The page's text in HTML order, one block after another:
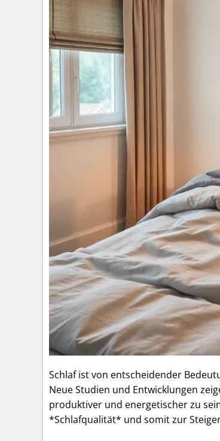
Schlaf ist von entscheidender
Neue Studien und Entwicklungen
produktiver und energetischer zu
*Schlafqualität* und somit zur